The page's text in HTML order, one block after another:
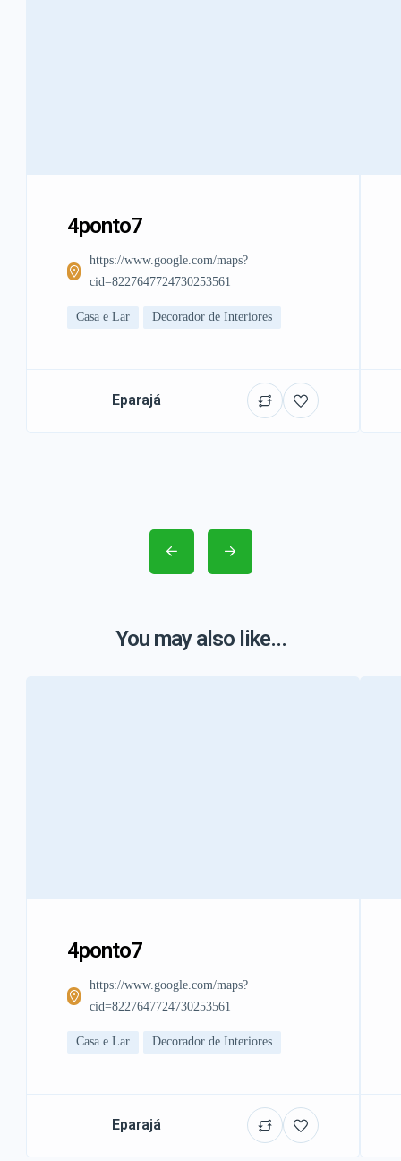
4ponto7
https://www.google.com/maps?
cid=8227647724730253561
Casa e Lar Decorador de Interiores
Eparajá
You may also like...
4ponto7
https://www.google.com/maps?
cid=8227647724730253561
Casa e Lar Decorador de Interiores
Eparajá